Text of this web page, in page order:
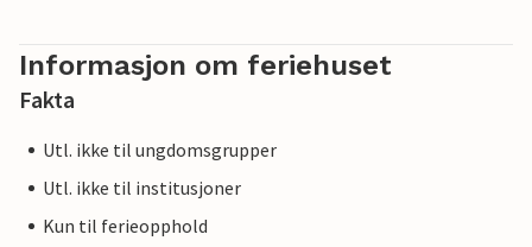
Informasjon om feriehuset
Fakta
Utl. ikke til ungdomsgrupper
Utl. ikke til institusjoner
Kun til ferieopphold